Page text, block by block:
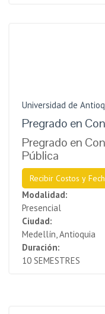
Universidad de
Pregrado en
Pregrado en
Pública
Recibir Costos y
Modalidad:
Presencial
Ciudad:
Medellín, Antioquia
Duración:
10 SEMESTRES